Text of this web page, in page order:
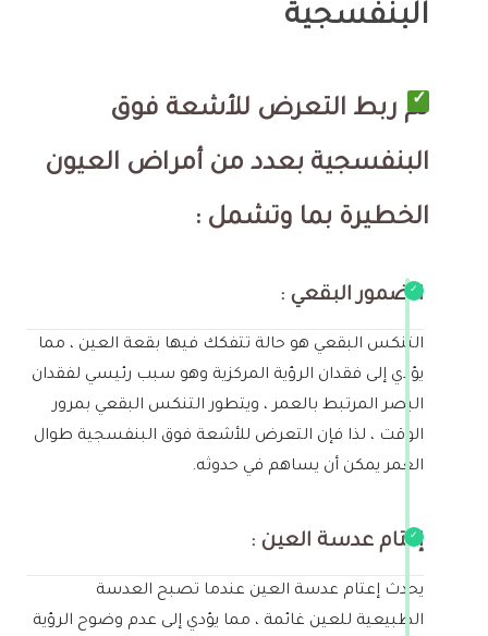
البنفسجية
تم ربط التعرض للأشعة فوق
البنفسجية بعدد من أمراض العيون
الخطيرة بما وتشمل :
الضمور البقعي :
التنكس البقعي هو حالة تتفكك فيها بقعة العين ، مما
يؤدي إلى فقدان الرؤية المركزية وهو سبب رئيسي لفقدان
البصر المرتبط بالعمر ، ويتطور التنكس البقعي بمرور
الوقت ، لذا فإن التعرض للأشعة فوق البنفسجية طوال
العمر يمكن أن يساهم في حدوثه.
إعتام عدسة العين :
يحدث إعتام عدسة العين عندما تصبح العدسة
الطبيعية للعين غائمة ، مما يؤدي إلى عدم وضوح الرؤية